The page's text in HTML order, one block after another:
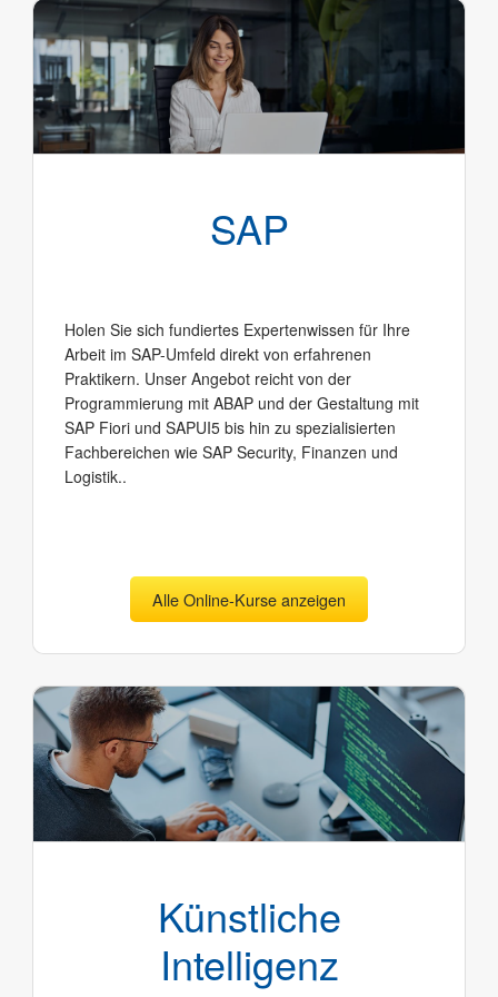
SAP
Holen Sie sich fundiertes Expertenwissen für Ihre
Arbeit im SAP-Umfeld direkt von erfahrenen
Praktikern. Unser Angebot reicht von der
Programmierung mit ABAP und der Gestaltung mit
SAP Fiori und SAPUI5 bis hin zu spezialisierten
Fachbereichen wie SAP Security, Finanzen und
Logistik..
Alle Online-Kurse anzeigen
Künstliche
Intelligenz